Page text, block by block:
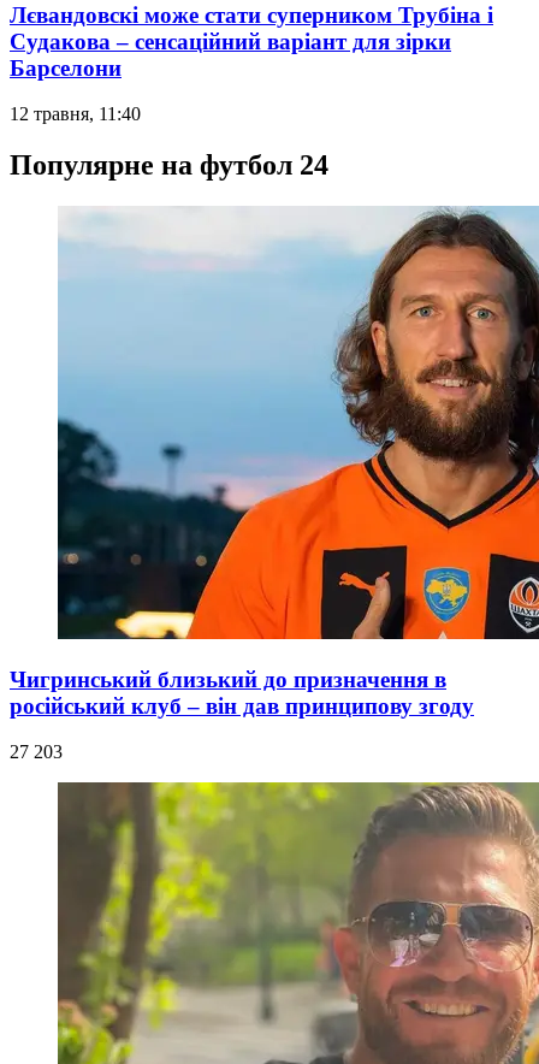
Лєвандовскі може стати суперником Трубіна і
Судакова – сенсаційний варіант для зірки
Барселони
12 травня, 11:40
Популярне на футбол 24
Чигринський близький до призначення в
російський клуб – він дав принципову згоду
27 203